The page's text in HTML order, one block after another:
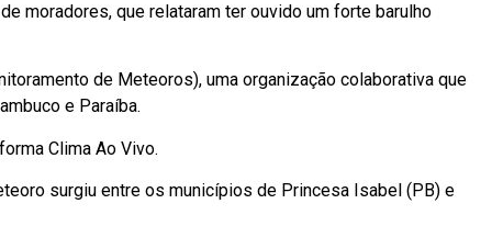
moradores, que relataram ter ouvido um forte barulho
de Meteoros), uma organização colaborativa que
e Paraíba.
Clima Ao Vivo.
surgiu entre os municípios de Princesa Isabel (PB) e